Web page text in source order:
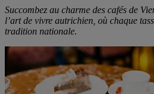
Succombez au charme des cafés de
l’art de vivre autrichien, où chaque
tradition nationale.